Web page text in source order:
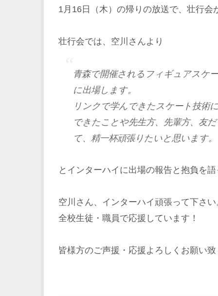
1月16日（木）の帰りの放送で、壮行会
壮行会では、空川さんより
青森で開催されるフィギュアスケ
に出場します。
リンクで学んできたスケート技術
できたことや先生方、先輩方、友
て、精一杯頑張りたいと思います。
とインターハイに出場の報告と抱負を
空川さん、インターハイ頑張って下さい
全校生徒・職員で応援しています！
皆様方のご声援・応援よろしくお願い